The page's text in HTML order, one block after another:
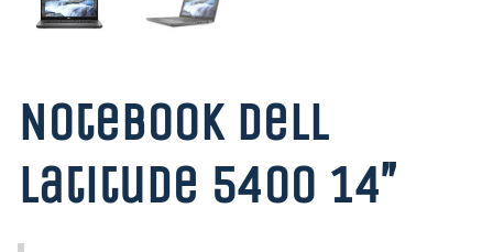
Notebook Dell
Latitude 5400 14″